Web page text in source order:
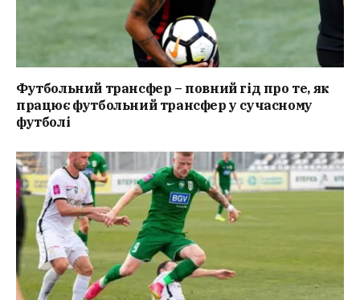
Футбольний трансфер – повний гід про те, як
працює футбольний трансфер у сучасному
футболі